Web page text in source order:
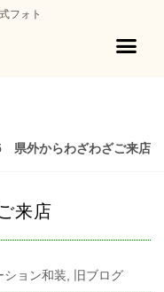
フォト
県外からわざわざご来店
来店
ション和装 旧ブログ